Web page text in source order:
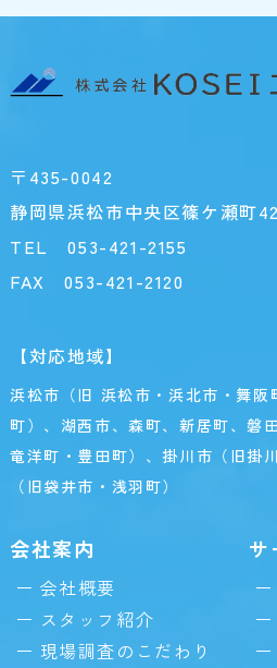
〒435-0042
静岡県浜松市中央区篠ケ瀬町
TEL053-421-2155
FAX 053-421-2120
【対応地域】
浜松市（旧 浜松市・浜北市・舞阪
町）、湖西市、森町、新居町、磐
竜洋町・豊田町）、掛川市（旧掛
（旧袋井市・浅羽町）
会社案内
会社概要
スタッフ紹介
現場調査のこだわり
サ